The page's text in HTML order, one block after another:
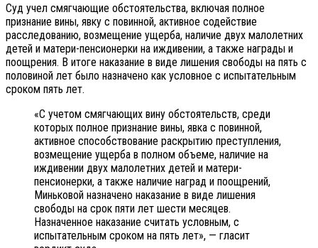
Суд учел смягчающие обстоятельства, включая полное
признание вины, явку с повинной, активное содействие
расследованию, возмещение ущерба, наличие двух малолетних
детей и матери-пенсионерки на иждивении, а также награды и
поощрения. В итоге наказание в виде лишения свободы на пять с
половиной лет было назначено как условное с испытательным
сроком пять лет.
«С учетом смягчающих вину обстоятельств, среди
которых полное признание вины, явка с повинной,
активное способствование раскрытию преступления,
возмещение ущерба в полном объеме, наличие на
иждивении двух малолетних детей и матери-
пенсионерки, а также наличие наград и поощрений,
Миньковой назначено наказание в виде лишения
свободы на срок пяти лет шести месяцев.
Назначенное наказание считать условным, с
испытательным сроком на пять лет», — гласит